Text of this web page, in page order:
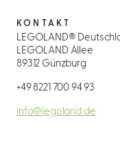
KONTAKT
LEGOLAND®
LEGOLAND Allee
89312 Günzburg
+49 8221 700 94 93
info@legoland.de